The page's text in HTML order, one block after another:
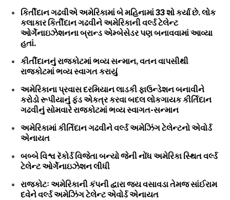
કિર્તીદાન ગઢવીએ અમેરિકામાં બે મહિનામાં 33 શો કર્યા છે. લોક
કલાકાર કિર્તીદાન ગઢવીને અમેરિકાની વર્લ્ડ ટેલેન્ટ
ઓર્ગેનાઇઝેશનના બ્રાન્ડ એમ્બેસેડર પણ બનાવવામાં આવ્યા
હતાં.
કીર્તીદાનનું રાજકોટમાં ભવ્ય સન્માન, વતન વાપસીથી
રાજકોટમાં ભવ્ય સ્વાગત કરાયું
અમેરિકાના પ્રવાસ દરમિયાન લાડકી ફાઉન્ડેશન બનાવીને
કરોડો રૂપીયાનું ફંડ એકત્ર કરવા બદલ લોકગાયક કીર્તિદાન
ગઢવીનું સોમવારે રાજકોટમાં ભવ્ય સ્વાગત-સન્માન
અમેરિકામાં કીર્તિદાન ગઢવીને વર્લ્ડ અમેઝિંગ ટેલેન્ટનો એવોર્ડ
એનાયત
બબ્બે વિશ્વ રૅકોર્ડ વિજેતા બન્યો જેની નોંધ અમેરિકા સ્થિત વર્લ્ડ
ટેલેન્ટ ઓર્ગેનાઇઝેશન લીધી
રાજકોટઃ અમેરિકાની કંપની દ્વારા જય વસાવડા તેમજ સાંઈરામ
દવેને વર્લ્ડ અમેઝિંગ ટેલેન્ટ એવોર્ડ એનાયત